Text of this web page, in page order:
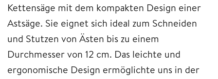
Kettensäge mit dem kompakten Design einer
Astsäge. Sie eignet sich ideal zum Schneiden
und Stutzen von Ästen bis zu einem
Durchmesser von 12 cm. Das leichte und
ergonomische Design ermöglichte uns in der